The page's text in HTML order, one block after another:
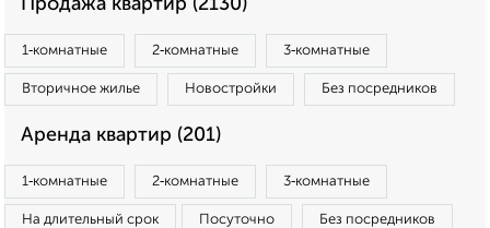
Продажа квартир (2130)
1‑комнатные 2‑комнатные 3‑комнатные
Вторичное жилье Новостройки Без посредников
Аренда квартир (201)
1‑комнатные 2‑комнатные 3‑комнатные
На длительный срок Посуточно Без посредников